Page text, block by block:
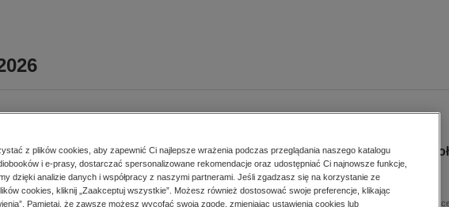
psychologiczne
religie
2/2026
dostępności: 13.07.2026
Kupując otrzymujesz format:
PDF
Dostęp online PDF
Viva
Najniższa
z plików cookies, aby zapewnić Ci najlepsze wrażenia podczas przeglądania naszego katalogu
i e-prasy, dostarczać spersonalizowane rekomendacje oraz udostępniać Ci najnowsze funkcje,
dzięki analizie danych i współpracy z naszymi partnerami. Jeśli zgadzasz się na korzystanie ze
cookies, kliknij „Zaakceptuj wszystkie”. Możesz również dostosować swoje preferencje, klikając
Pamiętaj, że zawsze możesz wycofać swoją zgodę, zmieniając ustawienia cookies lub